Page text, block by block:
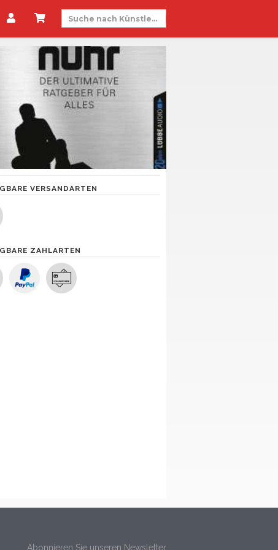
VERSANDARTEN
ZAHLARTEN
Abonnieren Sie unseren Newsletter